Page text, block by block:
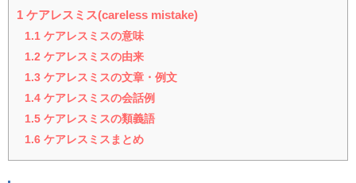
1 ケアレスミス(careless mistake)
1.1 ケアレスミスの意味
1.2 ケアレスミスの由来
1.3 ケアレスミスの文章・例文
1.4 ケアレスミスの会話例
1.5 ケアレスミスの類義語
1.6 ケアレスミスまとめ